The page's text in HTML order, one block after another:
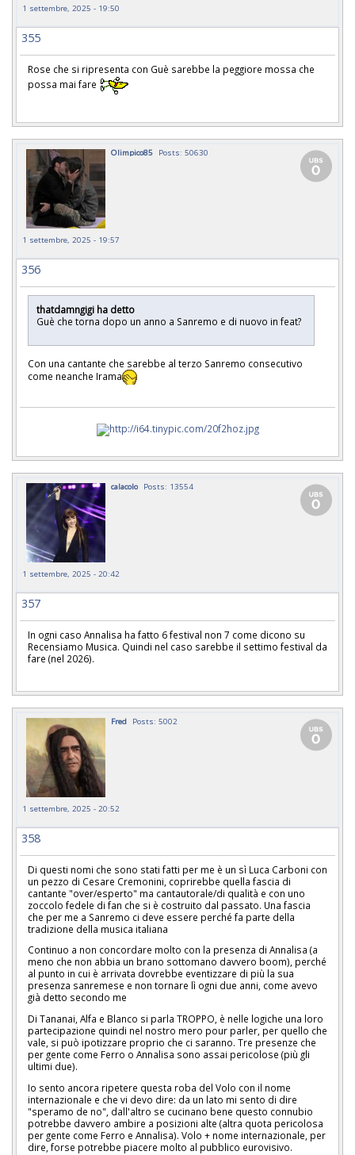
1 settembre, 2025 - 19:50
355
Rose che si ripresenta con Guè sarebbe la peggiore mossa che
possa mai fare
Olimpico85 Posts: 50630
1 settembre, 2025 - 19:57
356
thatdamngigi ha detto
Guè che torna dopo un anno a Sanremo e di nuovo in feat?
Con una cantante che sarebbe al terzo Sanremo consecutivo
come neanche Irama
calacolo Posts: 13554
1 settembre, 2025 - 20:42
357
In ogni caso Annalisa ha fatto 6 festival non 7 come dicono su
Recensiamo Musica. Quindi nel caso sarebbe il settimo festival da
fare (nel 2026).
Fred Posts: 5002
1 settembre, 2025 - 20:52
358
Di questi nomi che sono stati fatti per me è un sì Luca Carboni con
un pezzo di Cesare Cremonini, coprirebbe quella fascia di
cantante "over/esperto" ma cantautorale/di qualità e con uno
zoccolo fedele di fan che si è costruito dal passato. Una fascia
che per me a Sanremo ci deve essere perché fa parte della
tradizione della musica italiana
Continuo a non concordare molto con la presenza di Annalisa (a
meno che non abbia un brano sottomano davvero boom), perché
al punto in cui è arrivata dovrebbe eventizzare di più la sua
presenza sanremese e non tornare lì ogni due anni, come avevo
già detto secondo me
Di Tananai, Alfa e Blanco si parla TROPPO, è nelle logiche una loro
partecipazione quindi nel nostro mero pour parler, per quello che
vale, si può ipotizzare proprio che ci saranno. Tre presenze che
per gente come Ferro o Annalisa sono assai pericolose (più gli
ultimi due).
Io sento ancora ripetere questa roba del Volo con il nome
internazionale e che vi devo dire: da un lato mi sento di dire
"speramo de no", dall'altro se cucinano bene questo connubio
potrebbe davvero ambire a posizioni alte (altra quota pericolosa
per gente come Ferro e Annalisa). Volo + nome internazionale, per
dire, forse potrebbe piacere molto al pubblico eurovisivo.